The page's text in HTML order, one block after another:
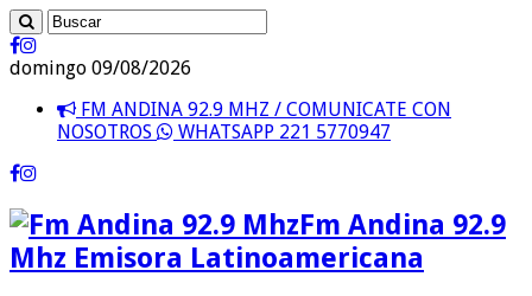
domingo 09/08/2026
FM ANDINA 92.9 MHZ / COMUNICATE CON
NOSOTROS
WHATSAPP 221 5770947
Fm Andina 92.9
Mhz Emisora Latinoamericana